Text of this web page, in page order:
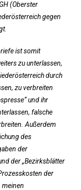
(Oberster
gegen
ist somit
zu unterlassen,
durch
zu verbreiten
und ihr
falsche
Außerdem
des
der
der „Bezirksblätter
der
meinen